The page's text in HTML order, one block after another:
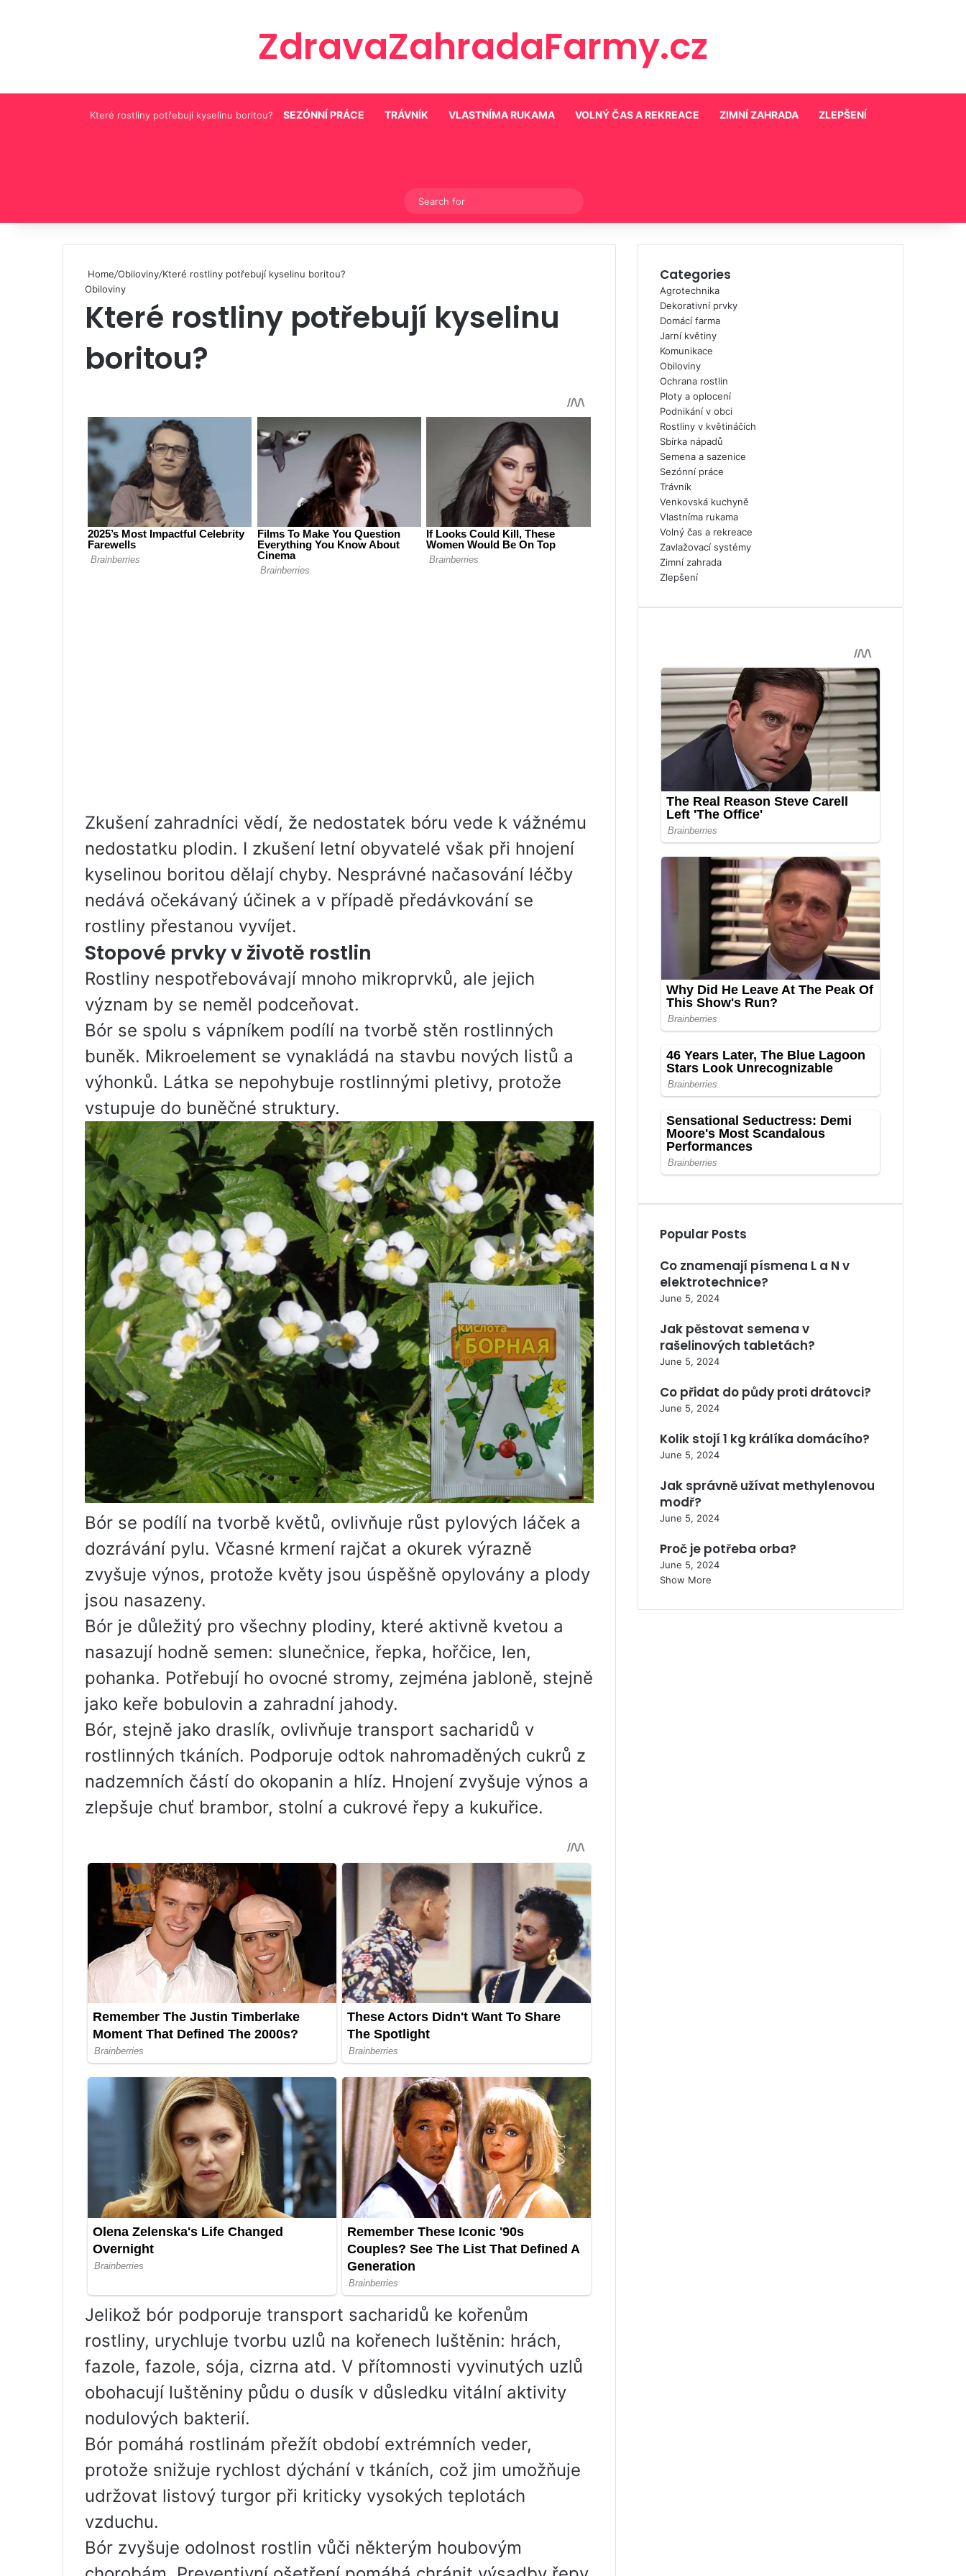
ZdravaZahradaFarmy.cz
Které rostliny potřebují kyselinu boritou? SEZÓNNÍ PRÁCE TRÁVNÍK VLASTNÍMA RUKAMA VOLNÝ ČAS A REKREACE ZIMNÍ ZAHRADA ZLEPŠENÍ
Switch skin
for
Home/Obiloviny/Které rostliny potřebují kyselinu boritou?
Obiloviny
Které rostliny potřebují kyselinu
boritou?
Zkušení zahradníci vědí, že nedostatek bóru vede k vážnému
nedostatku plodin. I zkušení letní obyvatelé však při hnojení
kyselinou boritou dělají chyby. Nesprávné načasování léčby
nedává očekávaný účinek a v případě předávkování se
rostliny přestanou vyvíjet.
Stopové prvky v životě rostlin
Rostliny nespotřebovávají mnoho mikroprvků, ale jejich
význam by se neměl podceňovat.
Bór se spolu s vápníkem podílí na tvorbě stěn rostlinných
buněk. Mikroelement se vynakládá na stavbu nových listů a
výhonků. Látka se nepohybuje rostlinnými pletivy, protože
vstupuje do buněčné struktury.
Bór se podílí na tvorbě květů, ovlivňuje růst pylových láček a
dozrávání pylu. Včasné krmení rajčat a okurek výrazně
zvyšuje výnos, protože květy jsou úspěšně opylovány a plody
jsou nasazeny.
Bór je důležitý pro všechny plodiny, které aktivně kvetou a
nasazují hodně semen: slunečnice, řepka, hořčice, len,
pohanka. Potřebují ho ovocné stromy, zejména jabloně, stejně
jako keře bobulovin a zahradní jahody.
Bór, stejně jako draslík, ovlivňuje transport sacharidů v
rostlinných tkáních. Podporuje odtok nahromaděných cukrů z
nadzemních částí do okopanin a hlíz. Hnojení zvyšuje výnos a
zlepšuje chuť brambor, stolní a cukrové řepy a kukuřice.
Jelikož bór podporuje transport sacharidů ke kořenům
rostliny, urychluje tvorbu uzlů na kořenech luštěnin: hrách,
fazole, fazole, sója, cizrna atd. V přítomnosti vyvinutých uzlů
obohacují luštěniny půdu o dusík v důsledku vitální aktivity
nodulových bakterií.
Bór pomáhá rostlinám přežít období extrémních veder,
protože snižuje rychlost dýchání v tkáních, což jim umožňuje
udržovat listový turgor při kriticky vysokých teplotách
vzduchu.
Bór zvyšuje odolnost rostlin vůči některým houbovým
Categories
Agrotechnika
Dekorativní prvky
Domácí farma
Jarní květiny
Komunikace
Obiloviny
Ochrana rostlin
Ploty a oplocení
Podnikání v obci
Rostliny v květináčích
Sbírka nápadů
Semena a sazenice
Sezónní práce
Trávník
Venkovská kuchyně
Vlastníma rukama
Volný čas a rekreace
Zavlažovací systémy
Zimní zahrada
Zlepšení
Popular Posts
Co znamenají písmena L a N v
elektrotechnice?
June 5, 2024
Jak pěstovat semena v
rašelinových tabletách?
June 5, 2024
Co přidat do půdy proti drátovci?
June 5, 2024
Kolik stojí 1 kg králíka domácího?
June 5, 2024
Jak správně užívat methylenovou
modř?
June 5, 2024
Proč je potřeba orba?
June 5, 2024
Show More